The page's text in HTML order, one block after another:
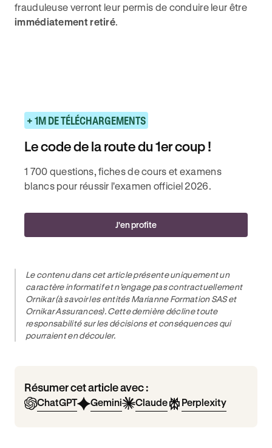
frauduleuse verront leur permis de conduire leur être
immédiatement retiré.
+ 1M DE TÉLÉCHARGEMENTS
Le code de la route du 1er coup !
1 700 questions, fiches de cours et examens
blancs pour réussir l'examen officiel 2026.
J'en profite
Le contenu dans cet article présente uniquement un
caractère informatif et n’engage pas contractuellement
Ornikar (à savoir les entités Marianne Formation SAS et
Ornikar Assurances). Cette dernière décline toute
responsabilité sur les décisions et conséquences qui
pourraient en découler.
Résumer cet article avec :
ChatGPT Gemini Claude Perplexity